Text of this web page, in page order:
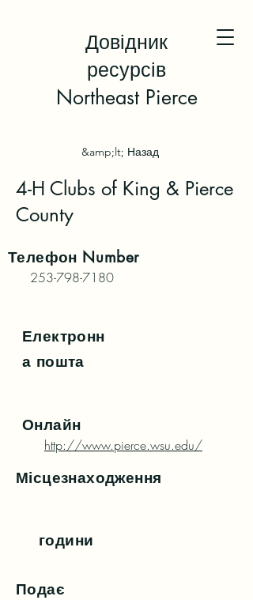
Довідник
ресурсів
Northeast Pierce
&amp;lt; Назад
4-H Clubs of King & Pierce
County
Телефон Number
253-798-7180
Електронн
а пошта
Онлайн
http://www.pierce.wsu.edu/
Місцезнаходження
години
Подає